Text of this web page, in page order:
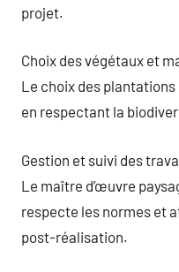
projet.
Choix des végétaux et
Le choix des
en respectant la
Gestion et suivi des
Le maître d’œuvre
respecte les normes et
post-réalisation.